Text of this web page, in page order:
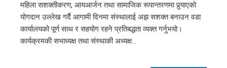
महिला सशक्तीकरण, आयआर्जन तथा सामाजिक रूपान्तरणमा पुर्‍याएको
योगदान उल्लेख गर्दै आगामी दिनमा संस्थालाई अझ सशक्त बनाउन वडा
कार्यालयको पूर्ण साथ र सहयोग रहने प्रतिबद्धता व्यक्त गर्नुभयो।
कार्यक्रमकी सभाध्यक्ष तथा संस्थाकी अध्यक्ष…